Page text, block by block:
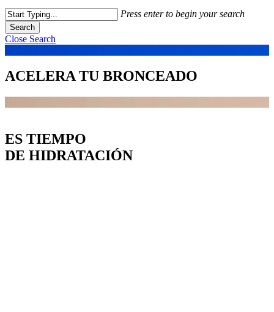
Press enter to begin your search
Search
Close Search
ACELERA TU BRONCEADO
ES TIEMPO
DE HIDRATACIÓN